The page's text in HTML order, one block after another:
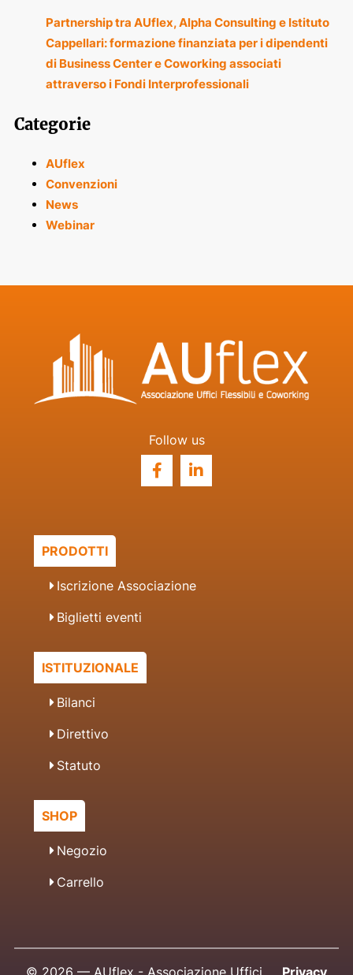
Partnership tra AUflex, Alpha Consulting e Istituto
Cappellari: formazione finanziata per i dipendenti
di Business Center e Coworking associati
attraverso i Fondi Interprofessionali
Categorie
AUflex
Convenzioni
News
Webinar
Follow us
PRODOTTI
Iscrizione Associazione
Biglietti eventi
ISTITUZIONALE
Bilanci
Direttivo
Statuto
SHOP
Negozio
Carrello